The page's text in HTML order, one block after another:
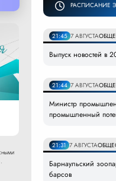
РАСПИСАНИЕ
21:45 7 АВГУСТА
Выпуск новостей в
21:44 7 АВГУСТА
Министр
промышленный
21:31 7 АВГУСТА
Барнаульский
барсов